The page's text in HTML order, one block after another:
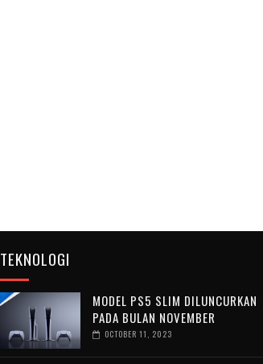
TEKNOLOGI
MODEL PS5 SLIM DILUNCURKAN
PADA BULAN NOVEMBER
OCTOBER 11, 2023